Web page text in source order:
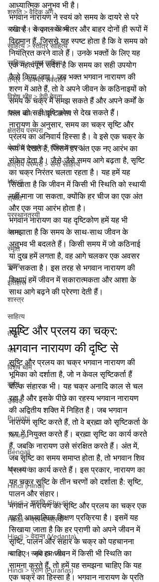
श्रुति > वैदिक अंग
साहित्य > संस्कृत साहित्य
साहित्य > स्तोत्र साहित्य
साहित्य > भाषा साहित्य
तन्त्र > कश्मीर शैवदर्शन
विशेष थीम > देवी-देवता
विशेष थीम > त्योहार उत्सव
क्षेत्रीय परम्परा
क्षेत्रीय परम्परा > तमिल परम्परा
क्षेत्रीय परम्परा > सन्त साहित्य
Hindi
श्रुति
प्रस्थानत्रयी
वेदान्त
स्मृति
पुराण
इतिहास
शास्त्र
साहित्य
तन्त्र
योग
विशेष थीम
दर्शन
उपवेद
Punjabi
Telugu
Bengali
Marathi
Hindi (Hindi)
Hindi > श्रुति (Shruti)
Hindi > प्रस्थानत्रयी
Hindi > वेदान्त (Vedanta)
Hindi > स्मृति (Smriti)
Hindi > पुराण (Puranas)
आध्यात्मिक अनुभव भी है।
भगवान नारायण ने स्वयं को समय के दायरे से परे
रखा है। वे काल के भीतर और बाहर दोनों ही रूपों में
विद्यमान हैं, जिससे यह स्पष्ट होता है कि वे समय को
नियंत्रित करने वाले हैं। उनके भक्तों के लिए यह
एक महत्वपूर्ण संदेश है कि समय का सही उपयोग
कैसे किया जाए। जब भक्त भगवान नारायण की
शरण में आते हैं, तो वे अपने जीवन के कठिनाइयों को
समय के चक्र में समझ सकते हैं और अपने कर्मों के
फल को सही दृष्टिकोण से देख सकते हैं।
नारायण के अनुसार, समय का चक्र सृष्टि और
प्रलय का अनिवार्य हिस्सा है। वे इसे एक चक्र के
रूप में देखते हैं, जिसमें हर अंत एक नए आरंभ का
संकेत देता है। जैसे-जैसे समय आगे बढ़ता है, सृष्टि
का चक्र निरंतर चलता रहता है। यह हमें यह
सिखाता है कि जीवन में किसी भी स्थिति को स्थायी
नहीं माना जा सकता, क्योंकि हर चीज का एक अंत
और एक नया आरंभ होता है।
भगवान नारायण का यह दृष्टिकोण हमें यह भी
समझाता है कि समय के साथ-साथ जीवन के
अनुभव भी बदलते हैं। किसी समय में जो कठिनाई
या दुख हमें लगता है, वह आगे चलकर एक अवसर
बन सकता है। इस तरह से भगवान नारायण की
शिक्षाएं हमें जीवन में सकारात्मकता और आशा के
साथ आगे बढ़ने की प्रेरणा देती हैं।
सृष्टि और प्रलय का चक्र:
भगवान नारायण की दृष्टि से
सृष्टि और प्रलय का चक्र भगवान नारायण की
भूमिका को दर्शाता है, जो न केवल सृष्टिकर्ता हैं
बल्कि संहारक भी। यह चक्र अनादि काल से चल
रहा है और इसके पीछे का रहस्य भगवान नारायण
की अद्वितीय शक्ति में निहित है। जब भगवान
नारायण सृष्टि करते हैं, तो वे ब्रह्मा को सृष्टिकर्ता के
रूप में नियुक्त करते हैं। ब्रह्मा सृष्टि का कार्य करते
हैं, जबकि नारायण उसे संरक्षित करते हैं। अंत में,
जब सृष्टि का समय समाप्त होता है, तो भगवान शिव
प्रलय का कार्य करते हैं। इस प्रकार, नारायण का
यह चक्र सृष्टि के तीन चरणों को दर्शाता है: सृष्टि,
पालन और संहार।
भगवान नारायण का सृष्टि और प्रलय का चक्र एक
गहरी आध्यात्मिक शिक्षण प्रक्रिया है। इसमें यह
सिखाया जाता है कि हर प्राणी को अपने जीवन में
सृष्टि, पालन और संहार के चक्र को पहचानना
चाहिए। जब हम जीवन में किसी भी स्थिति का
सामना करते हैं, तो हमें यह समझना चाहिए कि यह
एक चक्र का हिस्सा है। भगवान नारायण के प्रति